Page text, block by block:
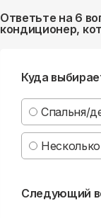
Ответьте на 6
кондиционер,
Куда
Спальня/
Следующий